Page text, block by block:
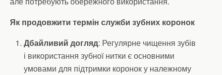
Як продовжити термін служби зубних коронок
Дбайливий догляд: Регулярне чищення зубів
і використання зубної нитки є основними
умовами для підтримки коронок у належному